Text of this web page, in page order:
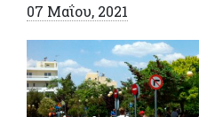
07 Μαΐου, 2021